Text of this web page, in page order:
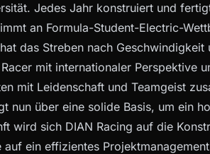
Jedes Jahr konstruiert und
an Formula-Student-Electric-
das Streben nach
mit internationaler Perspektive
mit Leidenschaft und Teamgeist
nun über eine solide Basis, um ein
wird sich DIAN Racing auf die
auf ein effizientes